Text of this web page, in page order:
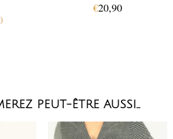
€20,90
PEUT-ÊTRE AUSSI…